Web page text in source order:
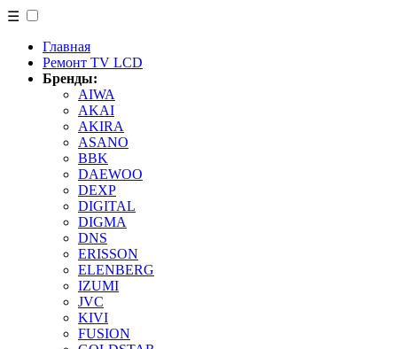
☰
Главная
Ремонт TV LCD
Бренды:
AIWA
AKAI
AKIRA
ASANO
BBK
DAEWOO
DEXP
DIGITAL
DIGMA
DNS
ERISSON
ELENBERG
IZUMI
JVC
KIVI
FUSION